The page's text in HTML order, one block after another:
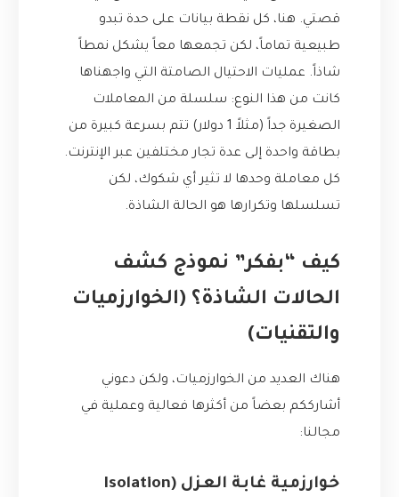
قصتي. هنا، كل نقطة بيانات على حدة تبدو
طبيعية تماماً، لكن تجمعها معاً يشكل نمطاً
شاذاً. عمليات الاحتيال الصامتة التي واجهناها
كانت من هذا النوع: سلسلة من المعاملات
الصغيرة جداً (مثلاً 1 دولار) تتم بسرعة كبيرة من
بطاقة واحدة إلى عدة تجار مختلفين عبر الإنترنت.
كل معاملة وحدها لا تثير أي شكوك، لكن
تسلسلها وتكرارها هو الحالة الشاذة.
كيف “بفكر” نموذج كشف
الحالات الشاذة؟ (الخوارزميات
والتقنيات)
هناك العديد من الخوارزميات، ولكن دعوني
أشارككم بعضاً من أكثرها فعالية وعملية في
مجالنا:
خوارزمية غابة العزل (Isolation